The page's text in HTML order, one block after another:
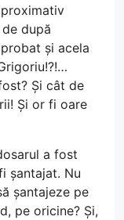
după
și acela
Și cât de
Și or fi oare
a fost
șantajat. Nu
șantajeze pe
pe oricine? Și,